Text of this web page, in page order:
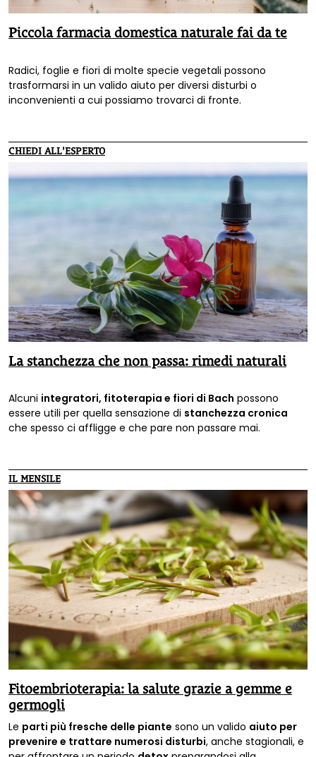
Piccola farmacia domestica naturale fai da te
Radici, foglie e fiori di molte specie vegetali possono
trasformarsi in un valido aiuto per diversi disturbi o
inconvenienti a cui possiamo trovarci di fronte.
CHIEDI ALL'ESPERTO
La stanchezza che non passa: rimedi naturali
Alcuni integratori, fitoterapia e fiori di Bach possono
essere utili per quella sensazione di stanchezza cronica
che spesso ci affligge e che pare non passare mai.
IL MENSILE
Fitoembrioterapia: la salute grazie a gemme e
germogli
Le parti più fresche delle piante sono un valido aiuto per
prevenire e trattare numerosi disturbi, anche stagionali, e